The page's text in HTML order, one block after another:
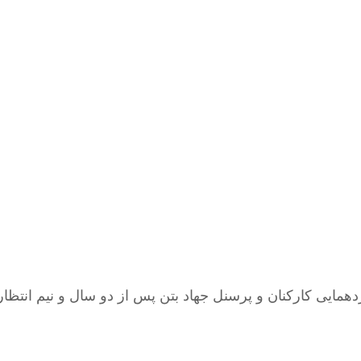
کارکنان و پرسنل جهاد بتن پس از دو سال و نیم